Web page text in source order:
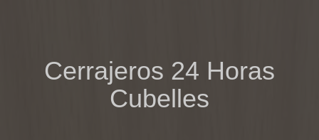
Cerrajeros 24 Horas
Cubelles